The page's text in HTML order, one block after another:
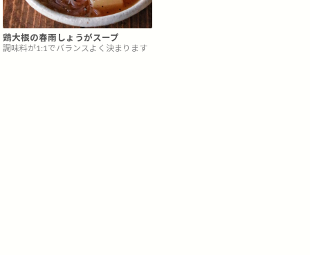
鶏大根の春雨しょうがスープ
調味料が1:1でバランスよく決まります